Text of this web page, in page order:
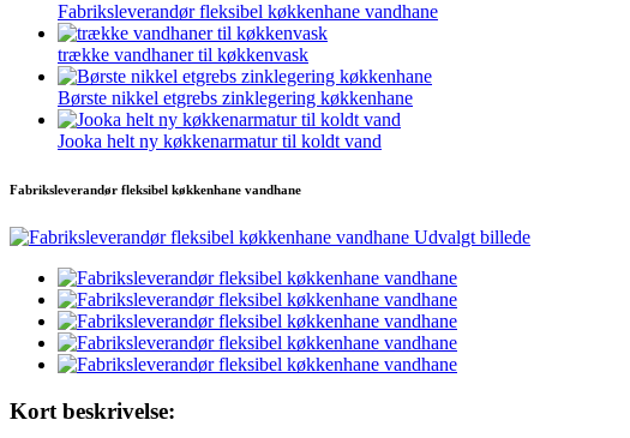
Fabriksleverandør fleksibel køkkenhane vandhane
trække vandhaner til køkkenvask
Børste nikkel etgrebs zinklegering køkkenhane
Jooka helt ny køkkenarmatur til koldt vand
Fabriksleverandør fleksibel køkkenhane vandhane
Kort beskrivelse: